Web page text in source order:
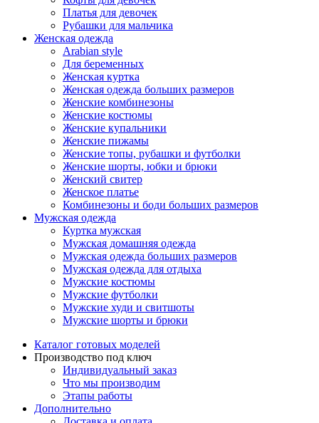
Платья для девочек
Рубашки для мальчика
Женская одежда
Arabian style
Для беременных
Женская куртка
Женская одежда больших размеров
Женские комбинезоны
Женские костюмы
Женские купальники
Женские пижамы
Женские топы, рубашки и футболки
Женские шорты, юбки и брюки
Женский свитер
Женское платье
Комбинезоны и боди больших размеров
Мужская одежда
Куртка мужская
Мужская домашняя одежда
Мужская одежда больших размеров
Мужская одежда для отдыха
Мужские костюмы
Мужские футболки
Мужские худи и свитшоты
Мужские шорты и брюки
Каталог готовых моделей
Производство под ключ
Индивидуальный заказ
Что мы производим
Этапы работы
Дополнительно